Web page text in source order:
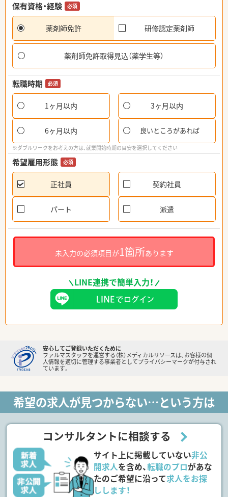
保有資格・経験
必須
薬剤師免許 研修認定薬剤師
薬剤師免許取得見込（薬学生等）
転職時期 必須
1ヶ月以内 3ヶ月以内
6ヶ月以内 良いところがあれば
※ダブルワークをお考えの方は、就業開始時期の目安を選択してください
希望雇用形態 必須
正社員 契約社員
パート 派遣
未入力の必須項目が1箇所あります
LINE連携で簡単入力！
安心してご登録いただくために
ファルマスタッフを運営する（株）メディカルリソースは、お客様の個
人情報を適切に管理する事業者としてプライバシーマークが付与され
ています。
希望の求人が見つからない…という方は
コンサルタントに相談する
サイト上に掲載していない非公
開求人を含め、転職のプロがあな
たのご希望に沿って求人をお探
しします！